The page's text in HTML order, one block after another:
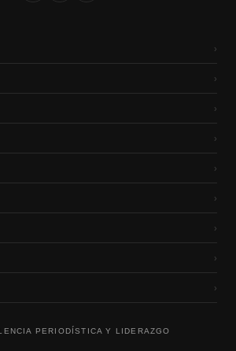
›
›
›
›
›
›
›
›
›
PERIODÍSTICA Y LIDERAZGO